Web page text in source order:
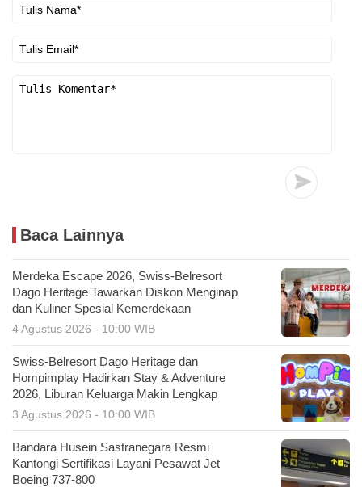
Baca Lainnya
Merdeka Escape 2026, Swiss-Belresort
Dago Heritage Tawarkan Diskon Menginap
dan Kuliner Spesial Kemerdekaan
4 Agustus 2026 - 10:00 WIB
Swiss-Belresort Dago Heritage dan
Hompimplay Hadirkan Stay & Adventure
2026, Liburan Keluarga Makin Lengkap
3 Agustus 2026 - 10:00 WIB
Bandara Husein Sastranegara Resmi
Kantongi Sertifikasi Layani Pesawat Jet
Boeing 737-800